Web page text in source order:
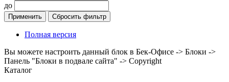
до
Применить Сбросить фильтр
Полная версия
Вы можете настроить данный блок в Бек-Офисе -> Блоки ->
Панель "Блоки в подвале сайта" -> Copyright
Каталог